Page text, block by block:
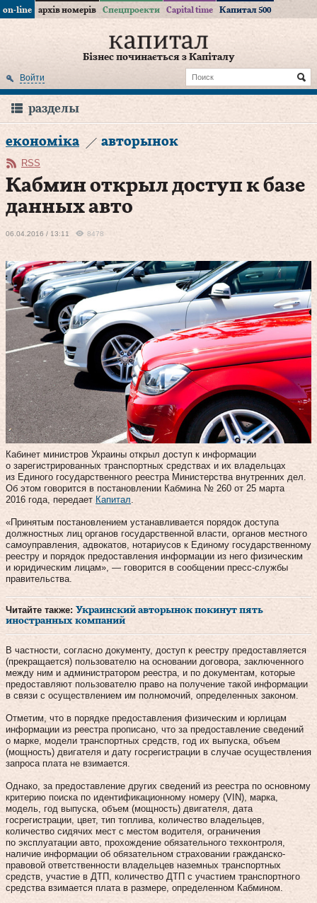
on-line архів номерів Спецпроекти Capital time Капитал 500
Бізнес починається з Капіталу
Войти
разделы
економіка авторынок
RSS
Кабмин открыл доступ к базе
данных авто
06.04.2016 / 13:11 8478
Кабинет министров Украины открыл доступ к информации
о зарегистрированных транспортных средствах и их владельцах
из Единого государственного реестра Министерства внутренних дел.
Об этом говорится в постановлении Кабмина № 260 от 25 марта
2016 года, передает Капитал
«Принятым постановлением устанавливается порядок доступа
должностных лиц органов государственной власти, органов местного
самоуправления, адвокатов, нотариусов к Единому государственному
реестру и порядок предоставления информации из него физическим
и юридическим лицам», — говорится в сообщении пресс-службы
правительства.
Читайте также: Украинский авторынок покинут пять
иностранных компаний
В частности, согласно документу, доступ к реестру предоставляется
(прекращается) пользователю на основании договора, заключенного
между ним и администратором реестра, и по документам, которые
предоставляют пользователю право на получение такой информации
в связи с осуществлением им полномочий, определенных законом.
Отметим, что в порядке предоставления физическим и юрлицам
информации из реестра прописано, что за предоставление сведений
о марке, модели транспортных средств, год их выпуска, объем
(мощность) двигателя и дату госрегистрации в случае осуществления
запроса плата не взимается.
Однако, за предоставление других сведений из реестра по основному
критерию поиска по идентификационному номеру (VIN), марка,
модель, год выпуска, объем (мощность) двигателя, дата
госрегистрации, цвет, тип топлива, количество владельцев,
количество сидячих мест с местом водителя, ограничения
по эксплуатации авто, прохождение обязательного техконтроля,
наличие информации об обязательном страховании гражданско-
правовой ответственности владельцев наземных транспортных
средств, участие в ДТП, количество ДТП с участием транспортного
средства взимается плата в размере, определенном Кабмином.